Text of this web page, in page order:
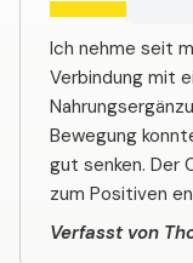
Ich nehme seit
Verbindung mit
Bewegung
gut senken. Der
zum Positiven
Verfasst von